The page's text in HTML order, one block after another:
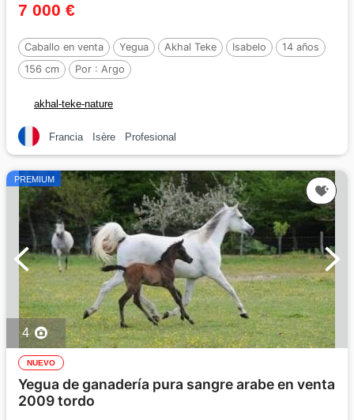
7 000 €
Caballo en venta Yegua Akhal Teke Isabelo
14 años
156 cm
Por : Argo
akhal-teke-nature
Francia Isère Profesional
PREMIUM
4
NUEVO
Yegua de ganadería pura sangre arabe en venta
2009 tordo